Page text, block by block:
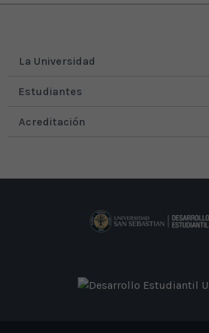
La Universidad
Estudiantes
Acreditación